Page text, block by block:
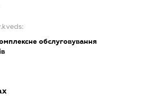
обслуговування